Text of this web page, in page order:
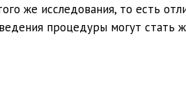
же исследования, то есть
процедуры могут стать